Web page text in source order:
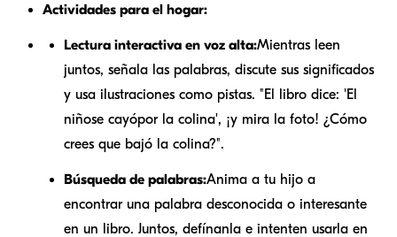
Actividades para el hogar:
Lectura interactiva en voz alta:Mientras leen
juntos, señala las palabras, discute sus significados
y usa ilustraciones como pistas. "El libro dice: 'El
niñose cayópor la colina', ¡y mira la foto! ¿Cómo
crees que bajó la colina?".
Búsqueda de palabras:Anima a tu hijo a
encontrar una palabra desconocida o interesante
en un libro. Juntos, defínanla e intenten usarla en